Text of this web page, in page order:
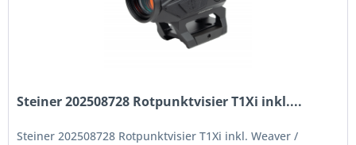
Steiner 202508728 Rotpunktvisier T1Xi inkl....
Steiner 202508728 Rotpunktvisier T1Xi inkl. Weaver /